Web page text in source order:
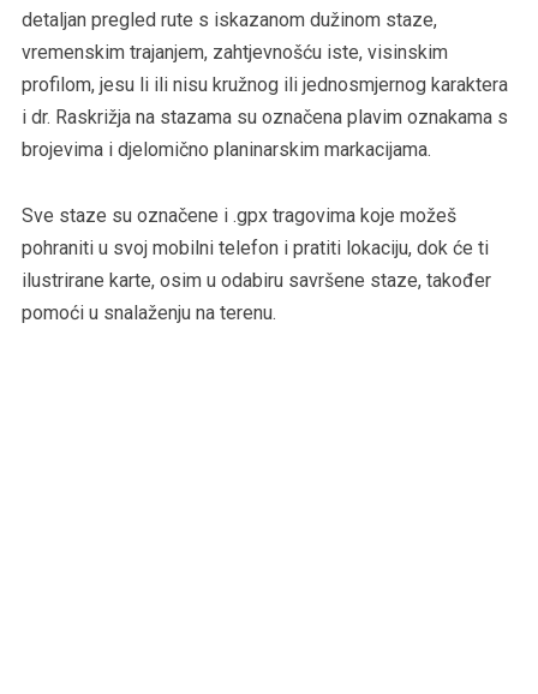
detaljan pregled rute s iskazanom dužinom staze,
vremenskim trajanjem, zahtjevnošću iste, visinskim
profilom, jesu li ili nisu kružnog ili jednosmjernog karaktera
i dr. Raskrižja na stazama su označena plavim oznakama s
brojevima i djelomično planinarskim markacijama.
Sve staze su označene i .gpx tragovima koje možeš
pohraniti u svoj mobilni telefon i pratiti lokaciju, dok će ti
ilustrirane karte, osim u odabiru savršene staze, također
pomoći u snalaženju na terenu.